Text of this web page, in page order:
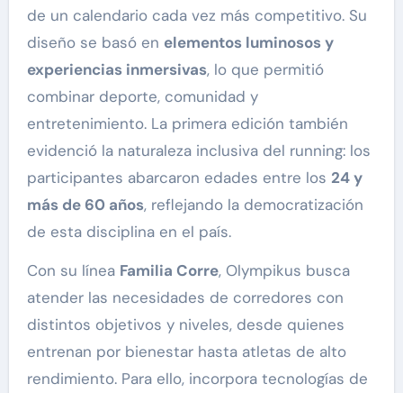
de un calendario cada vez más competitivo. Su
diseño se basó en elementos luminosos y
experiencias inmersivas, lo que permitió
combinar deporte, comunidad y
entretenimiento. La primera edición también
evidenció la naturaleza inclusiva del running: los
participantes abarcaron edades entre los 24 y
más de 60 años, reflejando la democratización
de esta disciplina en el país.
Con su línea Familia Corre, Olympikus busca
atender las necesidades de corredores con
distintos objetivos y niveles, desde quienes
entrenan por bienestar hasta atletas de alto
rendimiento. Para ello, incorpora tecnologías de